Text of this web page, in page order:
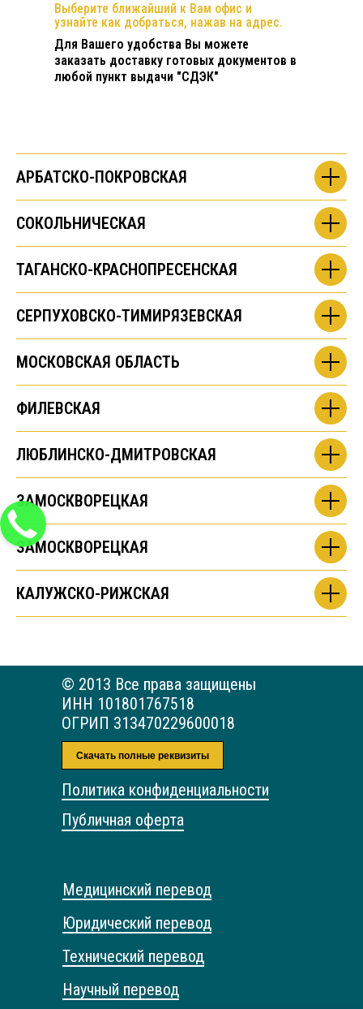
Выберите ближайший к Вам офис и
узнайте как добраться, нажав на адрес.
Для Вашего удобства Вы можете
заказать доставку готовых документов в
любой пункт выдачи "СДЭК"
АРБАТСКО-ПОКРОВСКАЯ
СОКОЛЬНИЧЕСКАЯ
ТАГАНСКО-КРАСНОПРЕСЕНСКАЯ
СЕРПУХОВСКО-ТИМИРЯЗЕВСКАЯ
МОСКОВСКАЯ ОБЛАСТЬ
ФИЛЕВСКАЯ
ЛЮБЛИНСКО-ДМИТРОВСКАЯ
ЗАМОСКВОРЕЦКАЯ
ЗАМОСКВОРЕЦКАЯ
КАЛУЖСКО-РИЖСКАЯ
© 2013 Все права защищены
ИНН 101801767518
ОГРИП 313470229600018
Публичная оферта
Скачать полные реквизиты
Медицинский перевод
Юридический перевод
Технический перевод
Научный перевод
Политика конфиденциальности